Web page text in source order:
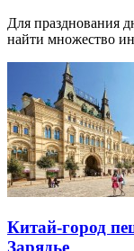
Для празднования
найти множество
Китай-город
Зарядье